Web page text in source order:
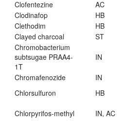
Clofentezine
AC
Clodinafop
HB
Clethodim
HB
Clayed charcoal
ST
Chromobacterium
subtsugae PRAA4-
1T
IN
Chromafenozide IN
Chlorsulfuron
HB
Chlorpyrifos-methyl
IN, AC